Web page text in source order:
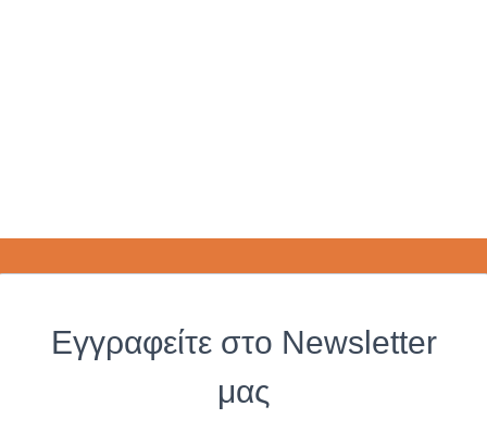
Εγγραφείτε στο Newsletter
μας